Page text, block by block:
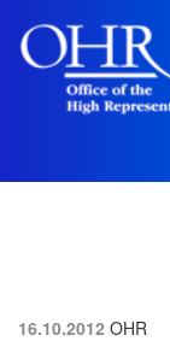
16.10.2012 OHR